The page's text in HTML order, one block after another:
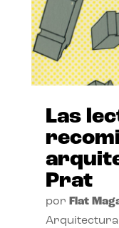
Las
Prat
por Flat
Arquitectura